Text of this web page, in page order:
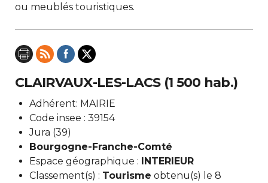
ou meublés touristiques.
CLAIRVAUX-LES-LACS (1 500 hab.)
Adhérent: MAIRIE
Code insee : 39154
Jura (39)
Bourgogne-Franche-Comté
Espace géographique : INTERIEUR
Classement(s) : Tourisme obtenu(s) le 8